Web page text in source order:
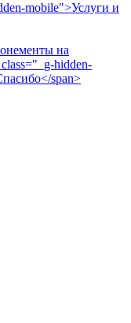
mobile">Услуги и
на
hidden-
span>